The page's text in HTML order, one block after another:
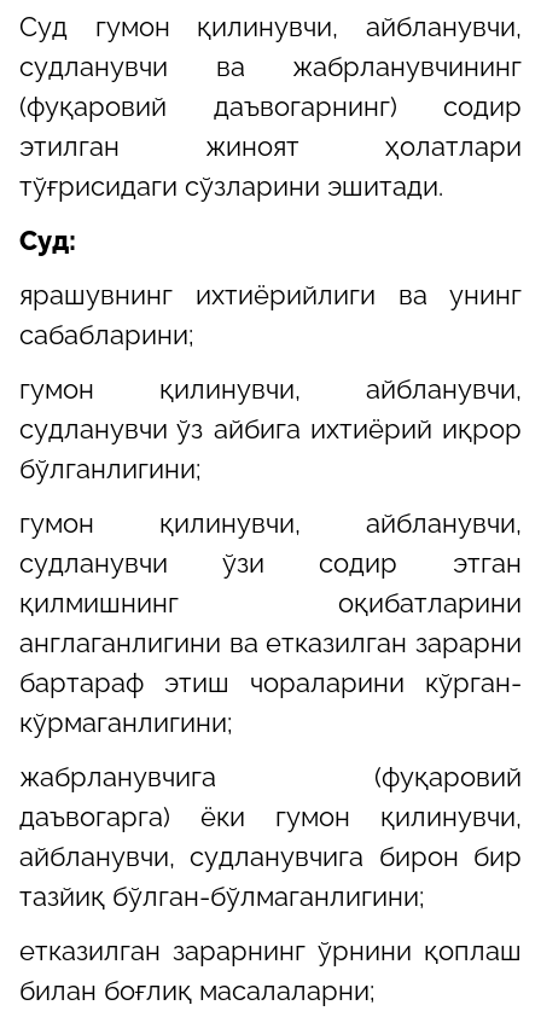
Суд гумон қилинувчи, айбланувчи,
судланувчи ва жабрланувчининг
(фуқаровий даъвогарнинг) содир
этилган жиноят ҳолатлари
тўғрисидаги сўзларини эшитади.
Суд:
ярашувнинг ихтиёрийлиги ва унинг
сабабларини;
гумон қилинувчи, айбланувчи,
судланувчи ўз айбига ихтиёрий иқрор
бўлганлигини;
гумон қилинувчи, айбланувчи,
судланувчи ўзи содир этган
қилмишнинг оқибатларини
англаганлигини ва етказилган зарарни
бартараф этиш чораларини кўрган-
кўрмаганлигини;
жабрланувчига (фуқаровий
даъвогарга) ёки гумон қилинувчи,
айбланувчи, судланувчига бирон бир
тазйиқ бўлган-бўлмаганлигини;
етказилган зарарнинг ўрнини қоплаш
билан боғлиқ масалаларни;